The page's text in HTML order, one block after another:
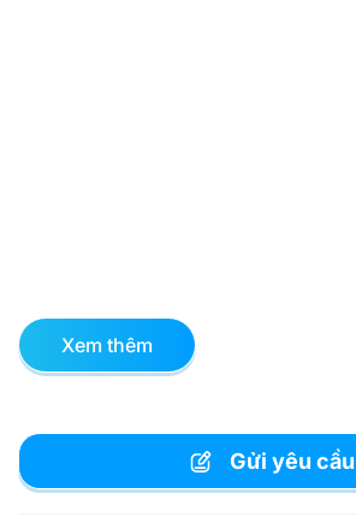
Xem thêm
Gửi yêu cầu